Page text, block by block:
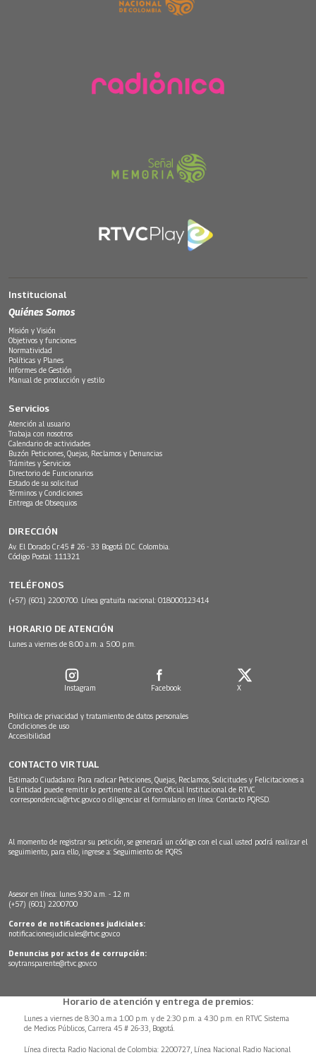
Institucional
Quiénes Somos
Misión y Visión
Objetivos y funciones
Normatividad
Políticas y Planes
Informes de Gestión
Manual de producción y estilo
Servicios
Atención al usuario
Trabaja con nosotros
Calendario de actividades
Buzón Peticiones, Quejas, Reclamos y Denuncias
Trámites y Servicios
Directorio de Funcionarios
Estado de su solicitud
Términos y Condiciones
Entrega de Obsequios
DIRECCIÓN
Av. El Dorado Cr.45 # 26 - 33 Bogotá D.C. Colombia.
Código Postal: 111321
TELÉFONOS
(+57) (601) 2200700. Línea gratuita nacional: 018000123414
HORARIO DE ATENCIÓN
Lunes a viernes de 8:00 a.m. a 5:00 p.m.
Instagram Facebook X
Política de privacidad y tratamiento de datos personales
Condiciones de uso
Accesibilidad
CONTACTO VIRTUAL
Estimado Ciudadano: Para radicar Peticiones, Quejas, Reclamos, Solicitudes y Felicitaciones a
la Entidad puede remitir lo pertinente al Correo Oficial Institucional de RTVC
correspondencia@rtvc.gov.co o diligenciar el formulario en línea: Contacto PQRSD.
Al momento de registrar su petición, se generará un código con el cual usted podrá realizar el
seguimiento, para ello, ingrese a: Seguimiento de PQRS
Asesor en línea: lunes 9:30 a.m. - 12 m
(+57) (601) 2200700
Correo de notificaciones judiciales:
notificacionesjudiciales@rtvc.gov.co
Denuncias por actos de corrupción:
soytransparente@rtvc.gov.co
Horario de atención y entrega de premios:
Lunes a viernes de 8:30 a.m.a 1:00 p.m. y de 2:30 p.m. a 4:30 p.m. en RTVC Sistema
de Medios Públicos, Carrera 45 # 26-33, Bogotá.
Línea directa Radio Nacional de Colombia: 2200727, Línea Nacional Radio Nacional